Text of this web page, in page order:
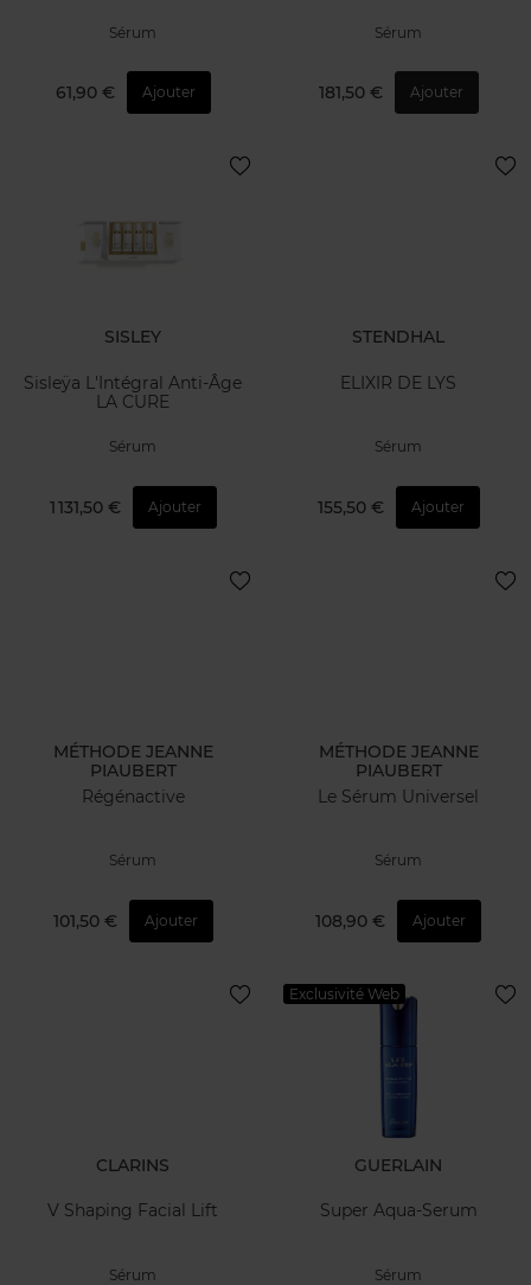
Sérum
61,90 € Ajouter
Sérum
181,50 € Ajouter
SISLEY
Sisleÿa L'Intégral Anti-Âge
LA CURE
Sérum
1 131,50 € Ajouter
STENDHAL
ELIXIR DE LYS
Sérum
155,50 € Ajouter
MÉTHODE JEANNE
PIAUBERT
Régénactive
Sérum
101,50 € Ajouter
MÉTHODE JEANNE
PIAUBERT
Le Sérum Universel
Sérum
108,90 € Ajouter
CLARINS
V Shaping Facial Lift
Sérum
Exclusivité Web
GUERLAIN
Super Aqua-Serum
Sérum